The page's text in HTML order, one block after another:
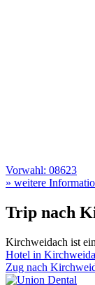
Vorwahl: 08623
» weitere
Trip nach
Kirchweidach ist
Hotel in
Zug nach